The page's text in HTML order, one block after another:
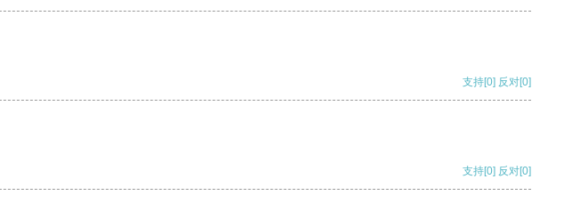
支持[0] 反对[0]
支持[0] 反对[0]